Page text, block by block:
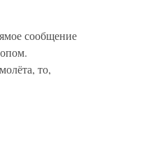
сообщение
то,